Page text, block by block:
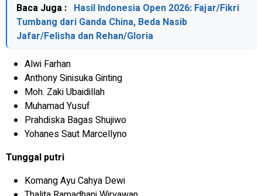
Baca Juga : Hasil Indonesia Open 2026: Fajar/Fikri
Tumbang dari Ganda China, Beda Nasib
Jafar/Felisha dan Rehan/Gloria
Alwi Farhan
Anthony Sinisuka Ginting
Moh. Zaki Ubaidillah
Muhamad Yusuf
Prahdiska Bagas Shujiwo
Yohanes Saut Marcellyno
Tunggal putri
Komang Ayu Cahya Dewi